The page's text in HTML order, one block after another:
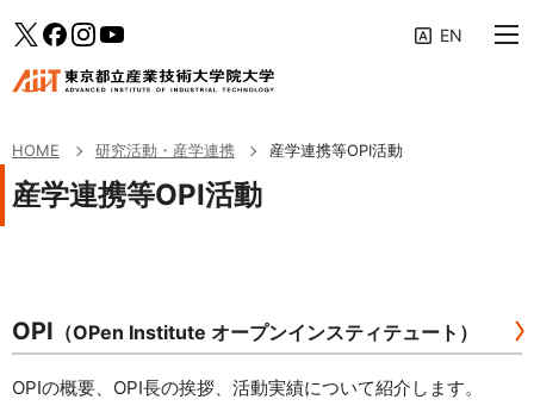
学生生活・キャリア支援
受験生・社会人の方へ
企業の方へ
Twitterfacebook
Instagram
HOME 研究活動・産学連携 産学連携等OPI活動
産学連携等OPI活動
OPI （OPen Institute オープンインスティテュート）
OPIの概要、OPI長の挨拶、活動実績について紹介します。